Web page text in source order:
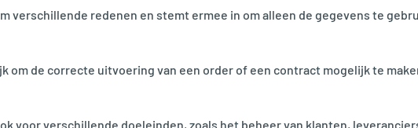
verschillende redenen en stemt ermee in om alleen de gegevens te
om de correcte uitvoering van een order of een contract mogelijk te
voor verschillende doeleinden, zoals het beheer van klanten,